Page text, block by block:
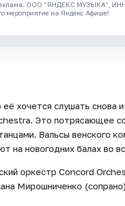
ООО "ЯНДЕКС МУЗЫКА", ИНН:
мероприятие на Яндекс Афише!
хочется слушать снова
Это потрясающее
Вальсы венского
на новогодних балах во
оркестр Concord
Мирошниченко